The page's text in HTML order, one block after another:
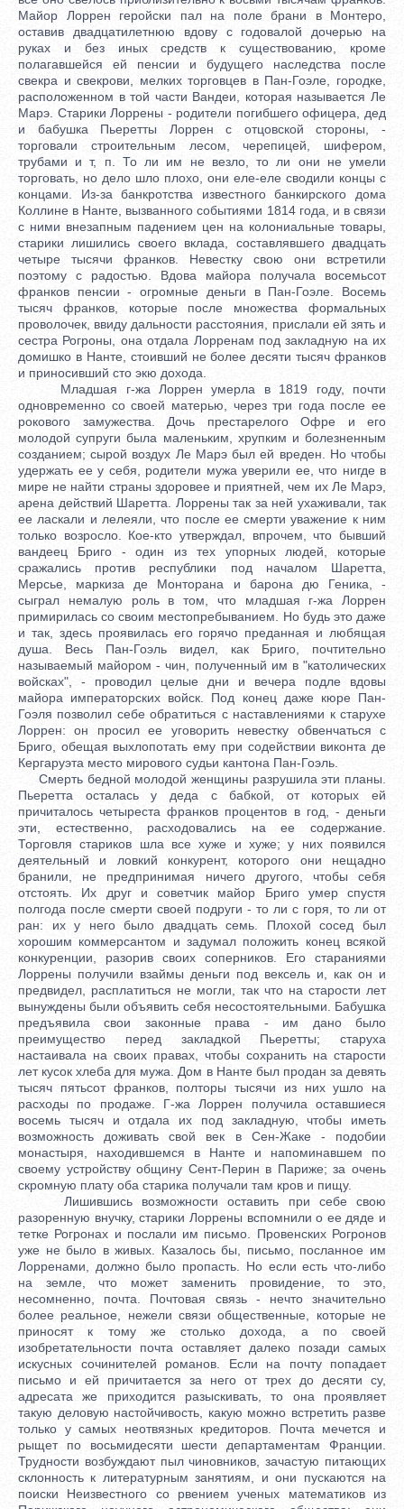
Майор Лоррен геройски пал на поле брани в Монтеро,
оставив двадцатилетнюю вдову с годовалой дочерью на
руках и без иных средств к существованию, кроме
полагавшейся ей пенсии и будущего наследства после
свекра и свекрови, мелких торговцев в Пан-Гоэле, городке,
расположенном в той части Вандеи, которая называется Ле
Марэ. Старики Лоррены - родители погибшего офицера, дед
и бабушка Пьеретты Лоррен с отцовской стороны, -
торговали строительным лесом, черепицей, шифером,
трубами и т, п. То ли им не везло, то ли они не умели
торговать, но дело шло плохо, они еле-еле сводили концы с
концами. Из-за банкротства известного банкирского дома
Коллине в Нанте, вызванного событиями 1814 года, и в связи
с ними внезапным падением цен на колониальные товары,
старики лишились своего вклада, составлявшего двадцать
четыре тысячи франков. Невестку свою они встретили
поэтому с радостью. Вдова майора получала восемьсот
франков пенсии - огромные деньги в Пан-Гоэле. Восемь
тысяч франков, которые после множества формальных
проволочек, ввиду дальности расстояния, прислали ей зять и
сестра Рогроны, она отдала Лорренам под закладную на их
домишко в Нанте, стоивший не более десяти тысяч франков
и приносивший сто экю дохода.
Младшая г-жа Лоррен умерла в 1819 году, почти
одновременно со своей матерью, через три года после ее
рокового замужества. Дочь престарелого Офре и его
молодой супруги была маленьким, хрупким и болезненным
созданием; сырой воздух Ле Марэ был ей вреден. Но чтобы
удержать ее у себя, родители мужа уверили ее, что нигде в
мире не найти страны здоровее и приятней, чем их Ле Марэ,
арена действий Шаретта. Лоррены так за ней ухаживали, так
ее ласкали и лелеяли, что после ее смерти уважение к ним
только возросло. Кое-кто утверждал, впрочем, что бывший
вандеец Бриго - один из тех упорных людей, которые
сражались против республики под началом Шаретта,
Мерсье, маркиза де Монторана и барона дю Геника, -
сыграл немалую роль в том, что младшая г-жа Лоррен
примирилась со своим местопребыванием. Но будь это даже
и так, здесь проявилась его горячо преданная и любящая
душа. Весь Пан-Гоэль видел, как Бриго, почтительно
называемый майором - чин, полученный им в "католических
войсках", - проводил целые дни и вечера подле вдовы
майора императорских войск. Под конец даже кюре Пан-
Гоэля позволил себе обратиться с наставлениями к старухе
Лоррен: он просил ее уговорить невестку обвенчаться с
Бриго, обещая выхлопотать ему при содействии виконта де
Кергаруэта место мирового судьи кантона Пан-Гоэль.
Смерть бедной молодой женщины разрушила эти планы.
Пьеретта осталась у деда с бабкой, от которых ей
причиталось четыреста франков процентов в год, - деньги
эти, естественно, расходовались на ее содержание.
Торговля стариков шла все хуже и хуже; у них появился
деятельный и ловкий конкурент, которого они нещадно
бранили, не предпринимая ничего другого, чтобы себя
отстоять. Их друг и советчик майор Бриго умер спустя
полгода после смерти своей подруги - то ли с горя, то ли от
ран: их у него было двадцать семь. Плохой сосед был
хорошим коммерсантом и задумал положить конец всякой
конкуренции, разорив своих соперников. Его стараниями
Лоррены получили взаймы деньги под вексель и, как он и
предвидел, расплатиться не могли, так что на старости лет
вынуждены были объявить себя несостоятельными. Бабушка
предъявила свои законные права - им дано было
преимущество перед закладкой Пьеретты; старуха
настаивала на своих правах, чтобы сохранить на старости
лет кусок хлеба для мужа. Дом в Нанте был продан за девять
тысяч пятьсот франков, полторы тысячи из них ушло на
расходы по продаже. Г-жа Лоррен получила оставшиеся
восемь тысяч и отдала их под закладную, чтобы иметь
возможность доживать свой век в Сен-Жаке - подобии
монастыря, находившемся в Нанте и напоминавшем по
своему устройству общину Сент-Перин в Париже; за очень
скромную плату оба старика получали там кров и пищу.
Лишившись возможности оставить при себе свою
разоренную внучку, старики Лоррены вспомнили о ее дяде и
тетке Рогронах и послали им письмо. Провенских Рогронов
уже не было в живых. Казалось бы, письмо, посланное им
Лорренами, должно было пропасть. Но если есть что-либо
на земле, что может заменить провидение, то это,
несомненно, почта. Почтовая связь - нечто значительно
более реальное, нежели связи общественные, которые не
приносят к тому же столько дохода, а по своей
изобретательности почта оставляет далеко позади самых
искусных сочинителей романов. Если на почту попадает
письмо и ей причитается за него от трех до десяти су,
адресата же приходится разыскивать, то она проявляет
такую деловую настойчивость, какую можно встретить разве
только у самых неотвязных кредиторов. Почта мечется и
рыщет по восьмидесяти шести департаментам Франции.
Трудности возбуждают пыл чиновников, зачастую питающих
склонность к литературным занятиям, и они пускаются на
поиски Неизвестного со рвением ученых математиков из